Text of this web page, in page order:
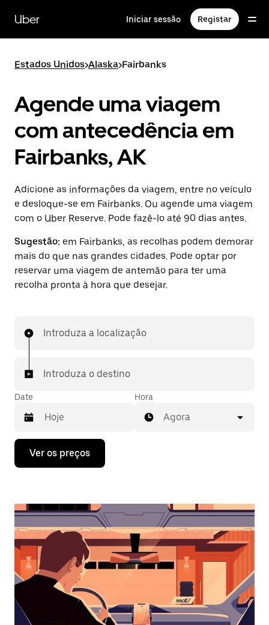
para
conteúdo
Uber Iniciar sessão Registar
Estados Unidos>Alaska>Fairbanks
Agende uma viagem
com antecedência em
Fairbanks, AK
Adicione as informações da viagem, entre no veículo
e desloque-se em Fairbanks. Ou agende uma viagem
com o Uber Reserve. Pode fazê-lo até 90 dias antes.
Sugestão: em Fairbanks, as recolhas podem demorar
mais do que nas grandes cidades. Pode optar por
reservar uma viagem de antemão para ter uma
recolha pronta à hora que desejar.
Introduza a localização
Introduza o destino
Date
Prima
tecla
interagir
o
calendário
selecionar
uma
data.
Prima
o
botão
Hora
Agora
Ver os preços